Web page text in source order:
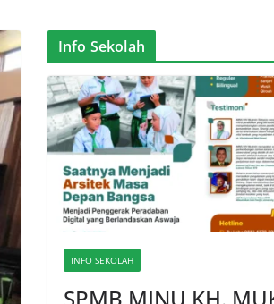
Info Sekolah
INFO SEKOLAH
SPMB MINU KH.